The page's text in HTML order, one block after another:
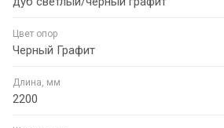
Цвет опор
Черный Графит
Длина, мм
2200